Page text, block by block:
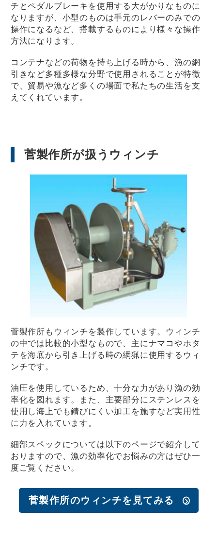
チとペダルブレーキを使用する大がかりなものに
なりますが、小型のものは手元のレバーのみでの
操作になるなど、搭載するものにより様々な操作
方法になります。
コンテナなどの荷物を持ち上げる時から、漁の網
引きなど多種多様な分野で使用されることが特徴
で、貿易や漁など多くの場面で私たちの生活を支
えてくれています。
菅製作所が扱うウィンチ
菅製作所もウィンチを製作しています。ウィンチ
の中では比較的小型なもので、主にナマコやホタ
テを海底から引き上げる時の網猟に使用するウィ
ンチです。
油圧を使用しているため、十分な力があり漁の効
率化を図れます。また、主要部分にステンレスを
使用し海上でも錆びにくい加工を施すなど実用性
に力を入れています。
細部スペックについては以下のページで紹介して
おりますので、漁の効率化でお悩みの方はぜひ一
度ご覧ください。
菅製作所のウィンチを見てみる